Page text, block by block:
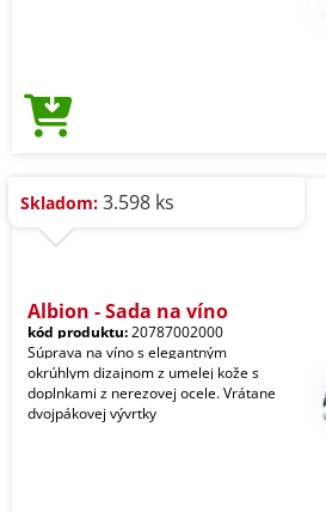
Skladom: 3.598 ks
Albion - Sada na víno
kód produktu:20787002000
Súprava na víno s elegantným
okrúhlym dizajnom z umelej kože s
doplnkami z nerezovej ocele. Vrátane
dvojpákovej vývrtky